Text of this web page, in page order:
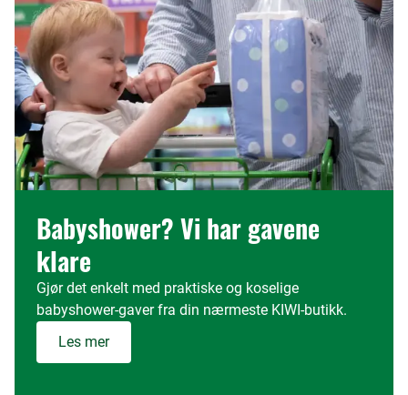
Babyshower? Vi har gavene
klare
Gjør det enkelt med praktiske og koselige
babyshower-gaver fra din nærmeste KIWI-butikk.
Les mer